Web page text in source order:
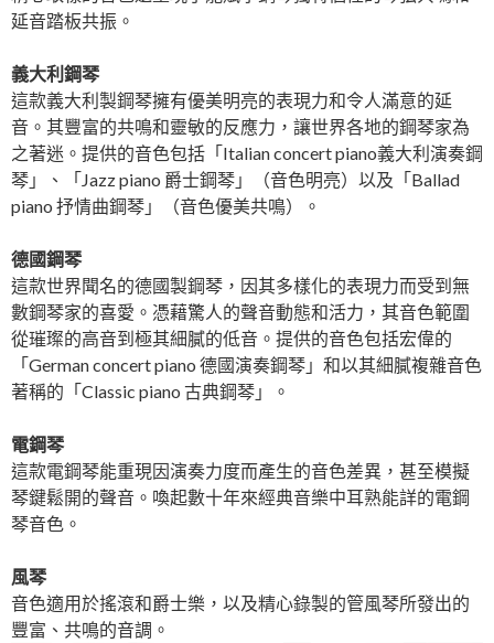
延音踏板共振。
義大利鋼琴
這款義大利製鋼琴擁有優美明亮的表現力和令人滿意的延
音。其豐富的共鳴和靈敏的反應力，讓世界各地的鋼琴家為
之著迷。提供的音色包括「Italian concert piano義大利演奏鋼
琴」、「Jazz piano 爵士鋼琴」（音色明亮）以及「Ballad
piano 抒情曲鋼琴」（音色優美共鳴）。
德國鋼琴
這款世界聞名的德國製鋼琴，因其多樣化的表現力而受到無
數鋼琴家的喜愛。憑藉驚人的聲音動態和活力，其音色範圍
從璀璨的高音到極其細膩的低音。提供的音色包括宏偉的
「German concert piano 德國演奏鋼琴」和以其細膩複雜音色
著稱的「Classic piano 古典鋼琴」。
電鋼琴
這款電鋼琴能重現因演奏力度而產生的音色差異，甚至模擬
琴鍵鬆開的聲音。喚起數十年來經典音樂中耳熟能詳的電鋼
琴音色。
風琴
音色適用於搖滾和爵士樂，以及精心錄製的管風琴所發出的
豐富、共鳴的音調。